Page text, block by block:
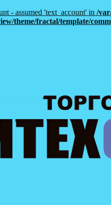
- assumed 'text_account' in /
theme/fractal/template/